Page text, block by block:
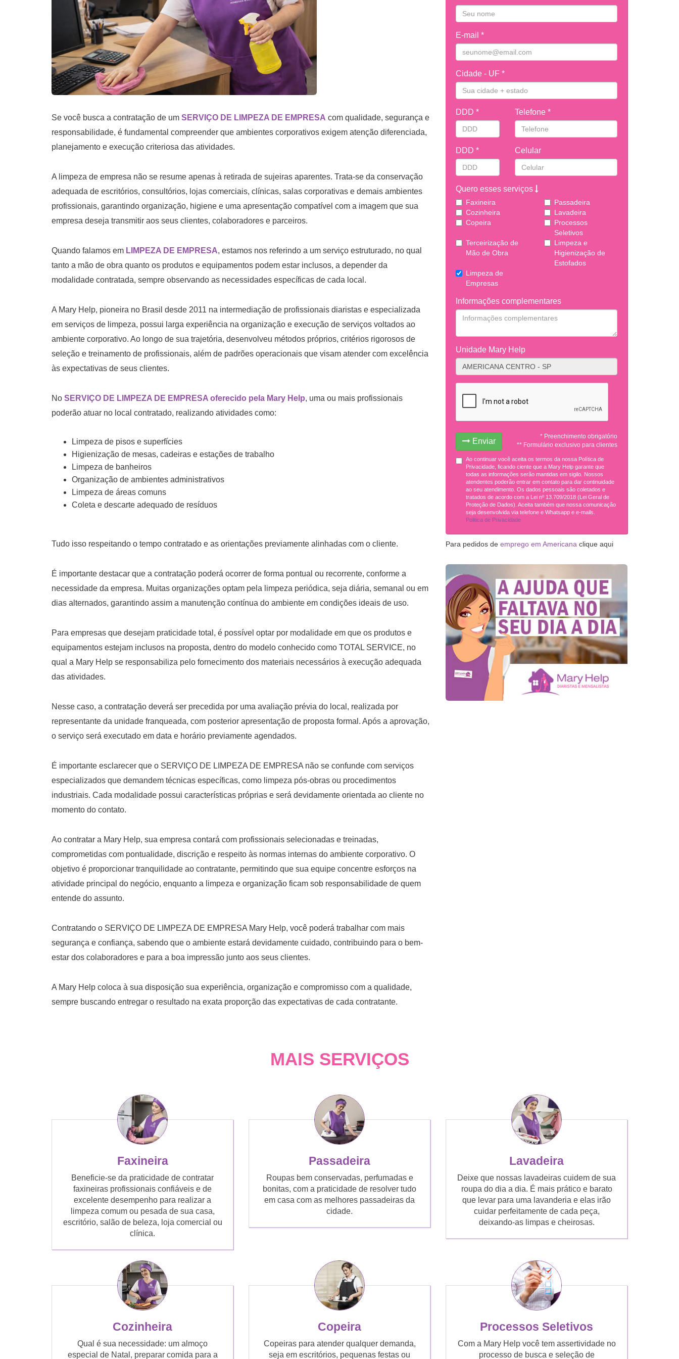
Se você busca a contratação de um SERVIÇO DE LIMPEZA DE EMPRESA com qualidade, segurança e
responsabilidade, é fundamental compreender que ambientes corporativos exigem atenção diferenciada,
planejamento e execução criteriosa das atividades.
A limpeza de empresa não se resume apenas à retirada de sujeiras aparentes. Trata-se da conservação
adequada de escritórios, consultórios, lojas comerciais, clínicas, salas corporativas e demais ambientes
profissionais, garantindo organização, higiene e uma apresentação compatível com a imagem que sua
empresa deseja transmitir aos seus clientes, colaboradores e parceiros.
Quando falamos em LIMPEZA DE EMPRESA, estamos nos referindo a um serviço estruturado, no qual
tanto a mão de obra quanto os produtos e equipamentos podem estar inclusos, a depender da
modalidade contratada, sempre observando as necessidades específicas de cada local.
A Mary Help, pioneira no Brasil desde 2011 na intermediação de profissionais diaristas e especializada
em serviços de limpeza, possui larga experiência na organização e execução de serviços voltados ao
ambiente corporativo. Ao longo de sua trajetória, desenvolveu métodos próprios, critérios rigorosos de
seleção e treinamento de profissionais, além de padrões operacionais que visam atender com excelência
às expectativas de seus clientes.
No SERVIÇO DE LIMPEZA DE EMPRESA oferecido pela Mary Help, uma ou mais profissionais
poderão atuar no local contratado, realizando atividades como:
Limpeza de pisos e superfícies
Higienização de mesas, cadeiras e estações de trabalho
Limpeza de banheiros
Organização de ambientes administrativos
Limpeza de áreas comuns
Coleta e descarte adequado de resíduos
Tudo isso respeitando o tempo contratado e as orientações previamente alinhadas com o cliente.
É importante destacar que a contratação poderá ocorrer de forma pontual ou recorrente, conforme a
necessidade da empresa. Muitas organizações optam pela limpeza periódica, seja diária, semanal ou em
dias alternados, garantindo assim a manutenção contínua do ambiente em condições ideais de uso.
Para empresas que desejam praticidade total, é possível optar por modalidade em que os produtos e
equipamentos estejam inclusos na proposta, dentro do modelo conhecido como TOTAL SERVICE, no
qual a Mary Help se responsabiliza pelo fornecimento dos materiais necessários à execução adequada
das atividades.
Nesse caso, a contratação deverá ser precedida por uma avaliação prévia do local, realizada por
representante da unidade franqueada, com posterior apresentação de proposta formal. Após a aprovação,
o serviço será executado em data e horário previamente agendados.
É importante esclarecer que o SERVIÇO DE LIMPEZA DE EMPRESA não se confunde com serviços
especializados que demandem técnicas específicas, como limpeza pós-obras ou procedimentos
industriais. Cada modalidade possui características próprias e será devidamente orientada ao cliente no
momento do contato.
Ao contratar a Mary Help, sua empresa contará com profissionais selecionadas e treinadas,
comprometidas com pontualidade, discrição e respeito às normas internas do ambiente corporativo. O
objetivo é proporcionar tranquilidade ao contratante, permitindo que sua equipe concentre esforços na
atividade principal do negócio, enquanto a limpeza e organização ficam sob responsabilidade de quem
entende do assunto.
Contratando o SERVIÇO DE LIMPEZA DE EMPRESA Mary Help, você poderá trabalhar com mais
segurança e confiança, sabendo que o ambiente estará devidamente cuidado, contribuindo para o bem-
estar dos colaboradores e para a boa impressão junto aos seus clientes.
A Mary Help coloca à sua disposição sua experiência, organização e compromisso com a qualidade,
sempre buscando entregar o resultado na exata proporção das expectativas de cada contratante.
E-mail *
Cidade - UF *
DDD * Telefone *
DDD * Celular
Quero esses serviços
Faxineira
Passadeira
Cozinheira
Lavadeira
Copeira
Processos
Seletivos
Terceirização de
Mão de Obra
Limpeza e
Higienização de
Estofados
Limpeza de
Empresas
Informações complementares
Unidade Mary Help
Enviar
* Preenchimento obrigatório
** Formulário exclusivo para clientes
Ao continuar você aceita os termos da nossa Política de
Privacidade, ficando ciente que a Mary Help garante que
todas as informações serão mantidas em sigilo. Nossos
atendentes poderão entrar em contato para dar continuidade
ao seu atendimento. Os dados pessoais são coletados e
tratados de acordo com a Lei nº 13.709/2018 (Lei Geral de
Proteção de Dados). Aceita também que nossa comunicação
seja desenvolvida via telefone e Whatsapp e e-mails.
Politica de Privacidade
Para pedidos de emprego em Americana clique aqui
MAIS SERVIÇOS
Faxineira
Beneficie-se da praticidade de contratar
faxineiras profissionais confiáveis e de
excelente desempenho para realizar a
limpeza comum ou pesada de sua casa,
escritório, salão de beleza, loja comercial ou
clínica.
Passadeira
Roupas bem conservadas, perfumadas e
bonitas, com a praticidade de resolver tudo
em casa com as melhores passadeiras da
cidade.
Lavadeira
Deixe que nossas lavadeiras cuidem de sua
roupa do dia a dia. É mais prático e barato
que levar para uma lavanderia e elas irão
cuidar perfeitamente de cada peça,
deixando-as limpas e cheirosas.
Cozinheira
Qual é sua necessidade: um almoço
especial de Natal, preparar comida para a
Copeira
Copeiras para atender qualquer demanda,
seja em escritórios, pequenas festas ou
Processos Seletivos
Com a Mary Help você tem assertividade no
processo de busca e seleção de